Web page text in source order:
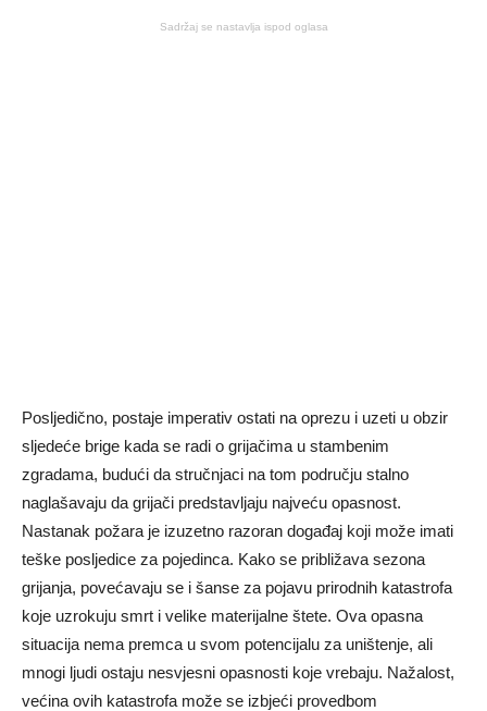
Sadržaj se nastavlja ispod oglasa
Posljedično, postaje imperativ ostati na oprezu i uzeti u obzir
sljedeće brige kada se radi o grijačima u stambenim
zgradama, budući da stručnjaci na tom području stalno
naglašavaju da grijači predstavljaju najveću opasnost.
Nastanak požara je izuzetno razoran događaj koji može imati
teške posljedice za pojedinca. Kako se približava sezona
grijanja, povećavaju se i šanse za pojavu prirodnih katastrofa
koje uzrokuju smrt i velike materijalne štete. Ova opasna
situacija nema premca u svom potencijalu za uništenje, ali
mnogi ljudi ostaju nesvjesni opasnosti koje vrebaju. Nažalost,
većina ovih katastrofa može se izbjeći provedbom